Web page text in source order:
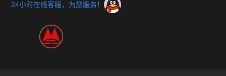
24小时在线客服，为您服务！